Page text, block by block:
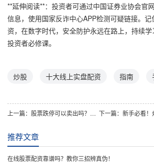
**延伸阅读**：投资者可通过中国证券业协会官
信息，使用国家反诈中心APP检测可疑链接。
资，在数字时代，安全防护永远在路上，持续
投资者必修课。
炒股 十大线上实盘配资 指南
上一篇： 股票跌停可以卖出吗？深度解析交易规则与操作技巧 下一篇：
推荐文章
在线股票配资靠谱吗？教你三招辨真伪！